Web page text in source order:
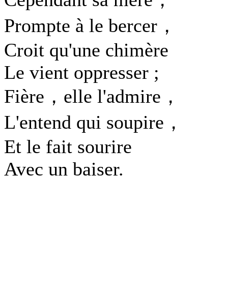
Prompte à le bercer，
Croit qu'une chimère
Le vient oppresser ;
Fière，elle l'admire，
L'entend qui soupire，
Et le fait sourire
Avec un baiser.